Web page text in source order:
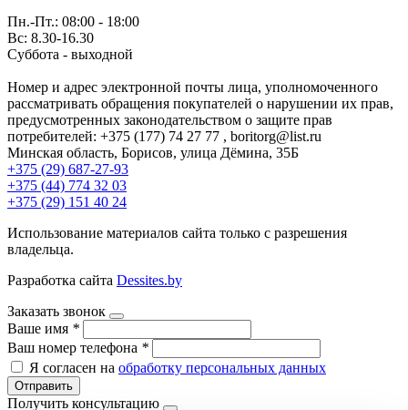
Пн.-Пт.: 08:00 - 18:00
Вс: 8.30-16.30
Суббота - выходной
Номер и адрес электронной почты лица, уполномоченного
рассматривать обращения покупателей о нарушении их прав,
предусмотренных законодательством о защите прав
потребителей: +375 (177) 74 27 77 , boritorg@list.ru
Минская область, Борисов, улица Дёмина, 35Б
+375 (29) 687-27-93
+375 (44) 774 32 03
+375 (29) 151 40 24
Использование материалов сайта только с разрешения
владельца.
Разработка сайта Dessites.by
Заказать звонок
Ваше имя *
Ваш номер телефона *
Я согласен на обработку персональных данных
Отправить
Получить консультацию